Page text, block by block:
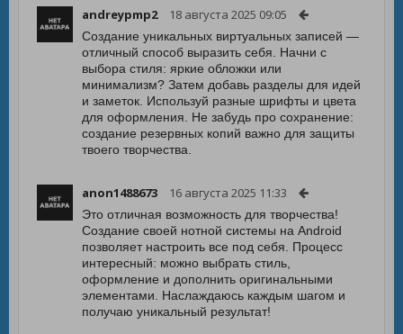
andreypmp2 18 августа 2025 09:05
Создание уникальных виртуальных записей —
отличный способ выразить себя. Начни с
выбора стиля: яркие обложки или
минимализм? Затем добавь разделы для идей
и заметок. Используй разные шрифты и цвета
для оформления. Не забудь про сохранение:
создание резервных копий важно для защиты
твоего творчества.
anon1488673 16 августа 2025 11:33
Это отличная возможность для творчества!
Создание своей нотной системы на Android
позволяет настроить все под себя. Процесс
интересный: можно выбрать стиль,
оформление и дополнить оригинальными
элементами. Наслаждаюсь каждым шагом и
получаю уникальный результат!